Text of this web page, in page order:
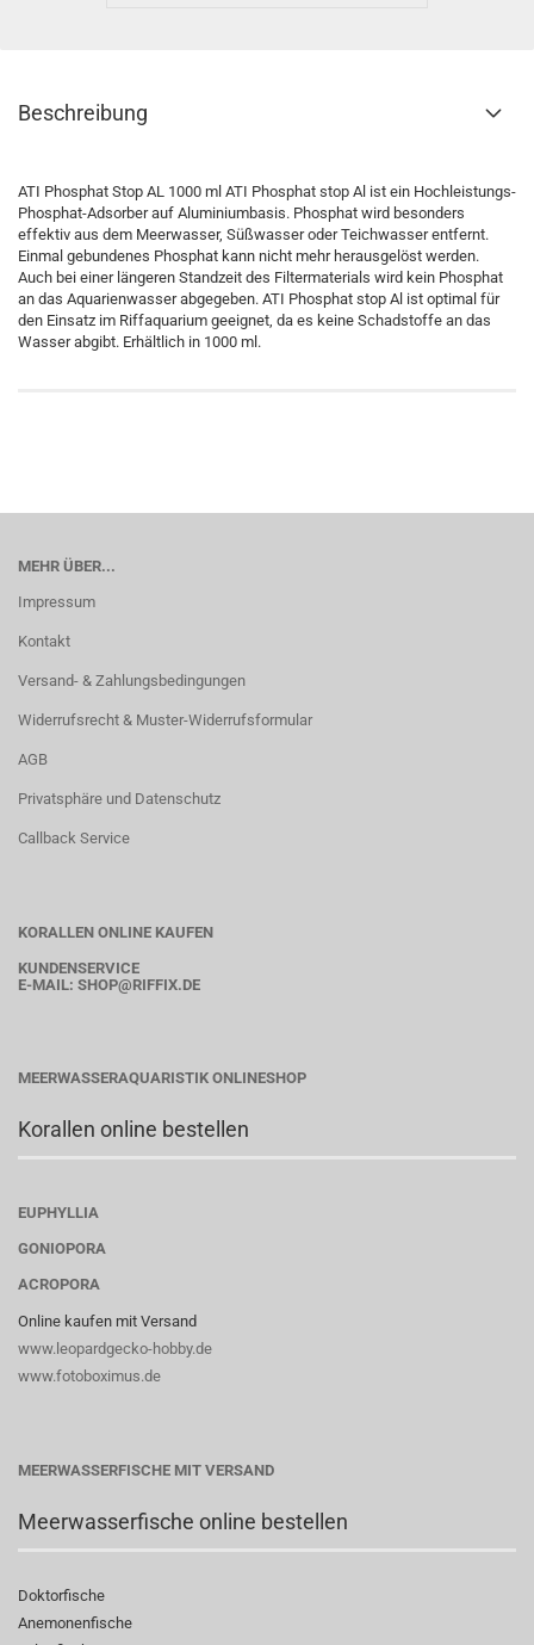
Beschreibung
ATI Phosphat Stop AL 1000 ml ATI Phosphat stop Al ist ein Hochleistungs-
Phosphat-Adsorber auf Aluminiumbasis. Phosphat wird besonders
effektiv aus dem Meerwasser, Süßwasser oder Teichwasser entfernt.
Einmal gebundenes Phosphat kann nicht mehr herausgelöst werden.
Auch bei einer längeren Standzeit des Filtermaterials wird kein Phosphat
an das Aquarienwasser abgegeben. ATI Phosphat stop Al ist optimal für
den Einsatz im Riffaquarium geeignet, da es keine Schadstoffe an das
Wasser abgibt. Erhältlich in 1000 ml.
MEHR ÜBER...
Impressum
Kontakt
Versand- & Zahlungsbedingungen
Widerrufsrecht & Muster-Widerrufsformular
AGB
Privatsphäre und Datenschutz
Callback Service
KORALLEN ONLINE KAUFEN
KUNDENSERVICE
E-MAIL: SHOP@RIFFIX.DE
MEERWASSERAQUARISTIK ONLINESHOP
Korallen online bestellen
EUPHYLLIA
GONIOPORA
ACROPORA
Online kaufen mit Versand
www.leopardgecko-hobby.de
www.fotoboximus.de
MEERWASSERFISCHE MIT VERSAND
Meerwasserfische online bestellen
Doktorfische
Anemonenfische